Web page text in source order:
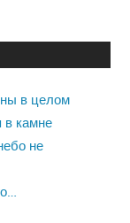
в целом
в камне
не